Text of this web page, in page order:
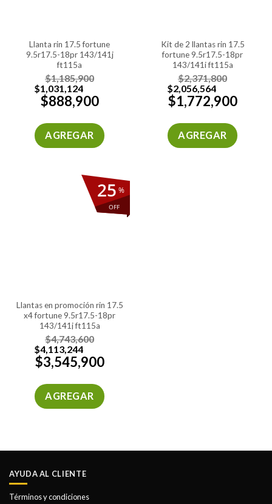
llanta rin 17.5 fortune
9.5r17.5-18pr 143/141j
ft115a
$1,185,900
$1,031,124
$888,900
AGREGAR
kit de 2 llantas rin 17.5
fortune 9.5r17.5-18pr
143/141j ft115a
$2,371,800
$2,056,564
$1,772,900
AGREGAR
%
OFF
25
llantas en promoción rin 17.5
x4 fortune 9.5r17.5-18pr
143/141j ft115a
$4,743,600
$4,113,244
$3,545,900
AGREGAR
AYUDA AL CLIENTE
Términos y condiciones